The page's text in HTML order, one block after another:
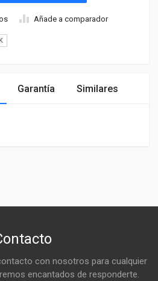
Añade a comparador
Garantía Similares
con nosotros para cualquier
encantados de responderte.